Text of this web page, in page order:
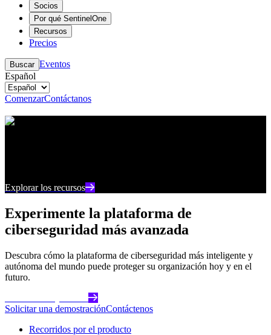
Socios
Por qué SentinelOne
Recursos
Precios
Buscar Eventos
Español
ComenzarContáctanos
Centro de recursos
Explorar los recursos
Experimente la plataforma de
ciberseguridad más avanzada
Descubra cómo la plataforma de ciberseguridad más inteligente y
autónoma del mundo puede proteger su organización hoy y en el
futuro.
Solicitar una demostraciónContáctenos
Recorridos por el producto